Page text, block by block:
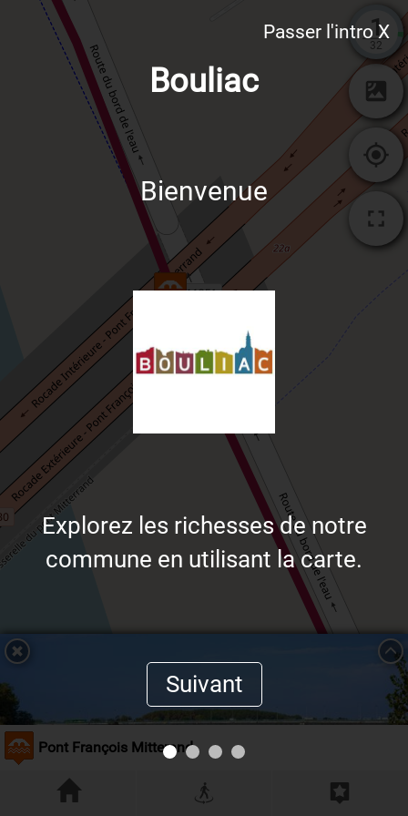
Passer l'intro X
Bouliac
Bienvenue
Explorez les richesses de notre
commune en utilisant la carte.
Suivant
1
32
Pont François Mitterand
Résoudre l'énigme